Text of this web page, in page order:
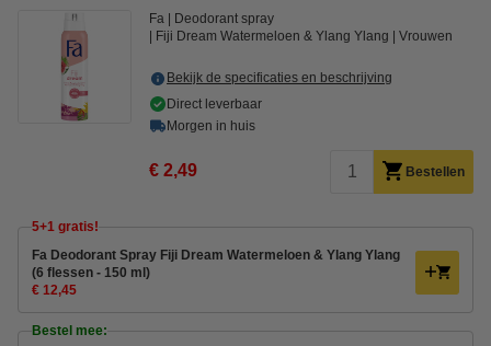
Fa
Deodorant spray
Fiji Dream Watermeloen & Ylang Ylang
Vrouwen
Bekijk de specificaties en beschrijving
Direct leverbaar
Morgen in huis
€ 2,49 Bestellen
5+1 gratis!
Fa Deodorant Spray Fiji Dream Watermeloen & Ylang Ylang
(6 flessen - 150 ml)
€ 12,45
Bestel mee: